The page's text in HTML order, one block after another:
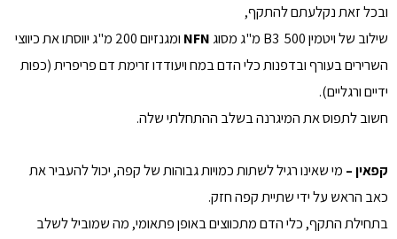
ובכל זאת נקלעתם להתקף,
שילוב של ויטמין B3 500 מ"ג מסוג
NFN
ומגנזיום 200 מ"ג יווסתו את כיווצי
השרירים בעורף ובדפנות כלי הדם במח ויעודדו זרימת דם פריפרית (כפות
ידיים ורגליים).
חשוב לתפוס את המיגרנה בשלב ההתחלתי שלה.
קפאין – מי שאינו רגיל לשתות כמויות גבוהות של קפה, יכול להעביר את
כאב הראש על ידי שתיית קפה חזק.
בתחילת התקף, כלי הדם מתכווצים באופן פתאומי, מה שמוביל לשלב